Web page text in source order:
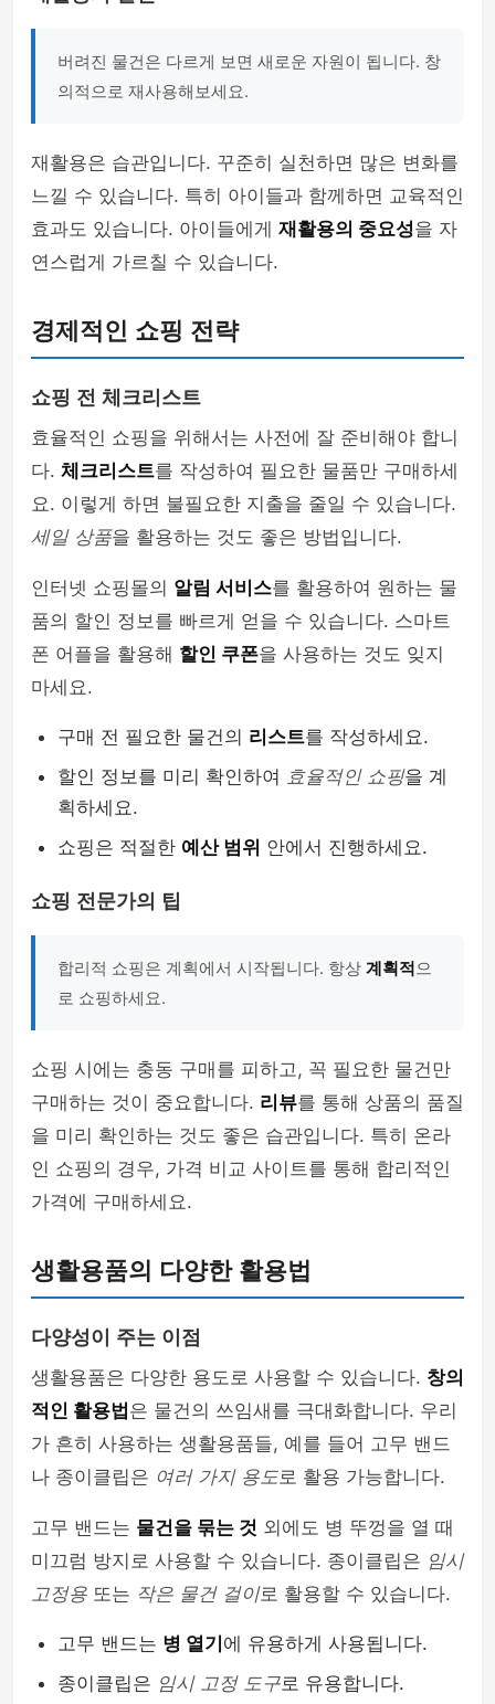
버려진 물건은 다르게 보면 새로운 자원이 됩니다. 창
의적으로 재사용해보세요.
재활용은 습관입니다. 꾸준히 실천하면 많은 변화를
느낄 수 있습니다. 특히 아이들과 함께하면 교육적인
효과도 있습니다. 아이들에게 재활용의 중요성을 자
연스럽게 가르칠 수 있습니다.
경제적인 쇼핑 전략
쇼핑 전 체크리스트
효율적인 쇼핑을 위해서는 사전에 잘 준비해야 합니
다. 체크리스트를 작성하여 필요한 물품만 구매하세
요. 이렇게 하면 불필요한 지출을 줄일 수 있습니다.
세일 상품을 활용하는 것도 좋은 방법입니다.
인터넷 쇼핑몰의 알림 서비스를 활용하여 원하는 물
품의 할인 정보를 빠르게 얻을 수 있습니다. 스마트
폰 어플을 활용해 할인 쿠폰을 사용하는 것도 잊지
마세요.
구매 전 필요한 물건의 리스트를 작성하세요.
할인 정보를 미리 확인하여 효율적인 쇼핑을 계
획하세요.
쇼핑은 적절한 예산 범위 안에서 진행하세요.
쇼핑 전문가의 팁
합리적 쇼핑은 계획에서 시작됩니다. 항상 계획적으
로 쇼핑하세요.
쇼핑 시에는 충동 구매를 피하고, 꼭 필요한 물건만
구매하는 것이 중요합니다. 리뷰를 통해 상품의 품질
을 미리 확인하는 것도 좋은 습관입니다. 특히 온라
인 쇼핑의 경우, 가격 비교 사이트를 통해 합리적인
가격에 구매하세요.
생활용품의 다양한 활용법
다양성이 주는 이점
생활용품은 다양한 용도로 사용할 수 있습니다. 창의
적인 활용법 은 물건의 쓰임새를 극대화합니다. 우리
가 흔히 사용하는 생활용품들, 예를 들어 고무 밴드
나 종이클립은 여러 가지 용도로 활용 가능합니다.
고무 밴드는 물건을 묶는 것 외에도 병 뚜껑을 열 때
미끄럼 방지로 사용할 수 있습니다. 종이클립은 임시
고정용 또는 작은 물건 걸이로 활용할 수 있습니다.
고무 밴드는 병 열기 에 유용하게 사용됩니다.
종이클립은 임시 고정 도구로 유용합니다.